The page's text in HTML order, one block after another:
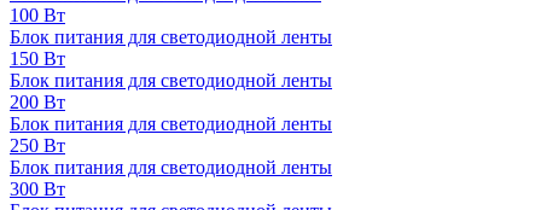
100 Вт
Блок питания для светодиодной ленты
150 Вт
Блок питания для светодиодной ленты
200 Вт
Блок питания для светодиодной ленты
250 Вт
Блок питания для светодиодной ленты
300 Вт